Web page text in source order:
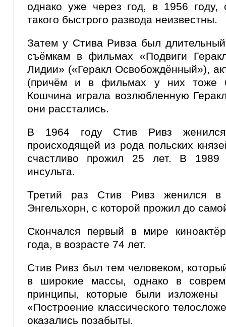
однако уже через год, в 1956 году,
такого быстрого развода неизвестны.
Затем у Стива Ривза был
съёмкам в фильмах «Подвиги
Лидии» («Геракл Освобождённый»),
(причём и в фильмах у них тоже
Кошчина играла возлюбленную
они расстались.
В 1964 году Стив Ривз
происходящей из рода польских
счастливо прожил 25 лет. В
инсульта.
Третий раз Стив Ривз женился
Энгельхорн, с которой прожил до
Скончался первый в мире
года, в возрасте 74 лет.
Стив Ривз был тем человеком,
в широкие массы, однако в
принципы, которые были изложены
«Построение классического
оказались позабыты.